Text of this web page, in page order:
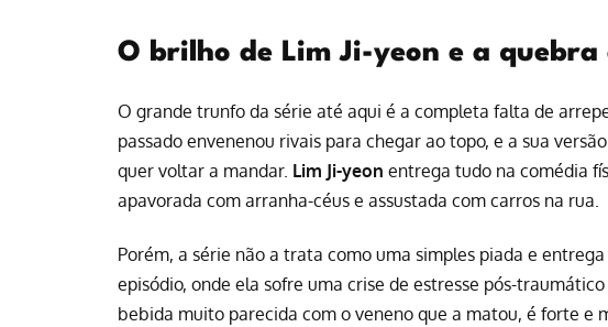
O brilho de Lim Ji-yeon e a
O grande trunfo da série até aqui é a completa falta de
passado envenenou rivais para chegar ao topo, e a sua
quer voltar a mandar. Lim Ji-yeon entrega tudo na comédia
apavorada com arranha-céus e assustada com carros na rua.
Porém, a série não a trata como uma simples piada e
episódio, onde ela sofre uma crise de estresse pós-
bebida muito parecida com o veneno que a matou, é forte e